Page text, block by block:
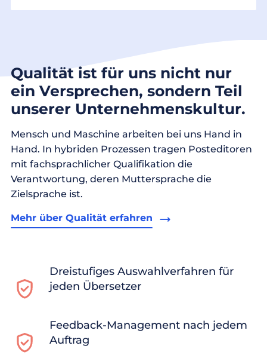
Qualität ist für uns nicht nur
ein Versprechen, sondern Teil
unserer Unternehmenskultur.
Mensch und Maschine arbeiten bei uns Hand in
Hand. In hybriden Prozessen tragen Posteditoren
mit fachsprachlicher Qualifikation die
Verantwortung, deren Muttersprache die
Zielsprache ist.
Mehr über Qualität erfahren
Dreistufiges Auswahlverfahren für
jeden Übersetzer
Feedback-Management nach jedem
Auftrag